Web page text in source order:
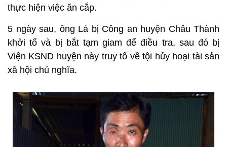
thực hiện việc ăn cắp.
5 ngày sau, ông Lá bị Công an huyện Châu Thành
khởi tố và bị bắt tạm giam để điều tra, sau đó bị
Viện KSND huyện này truy tố về tội hủy hoại tài sản
xã hội chủ nghĩa.